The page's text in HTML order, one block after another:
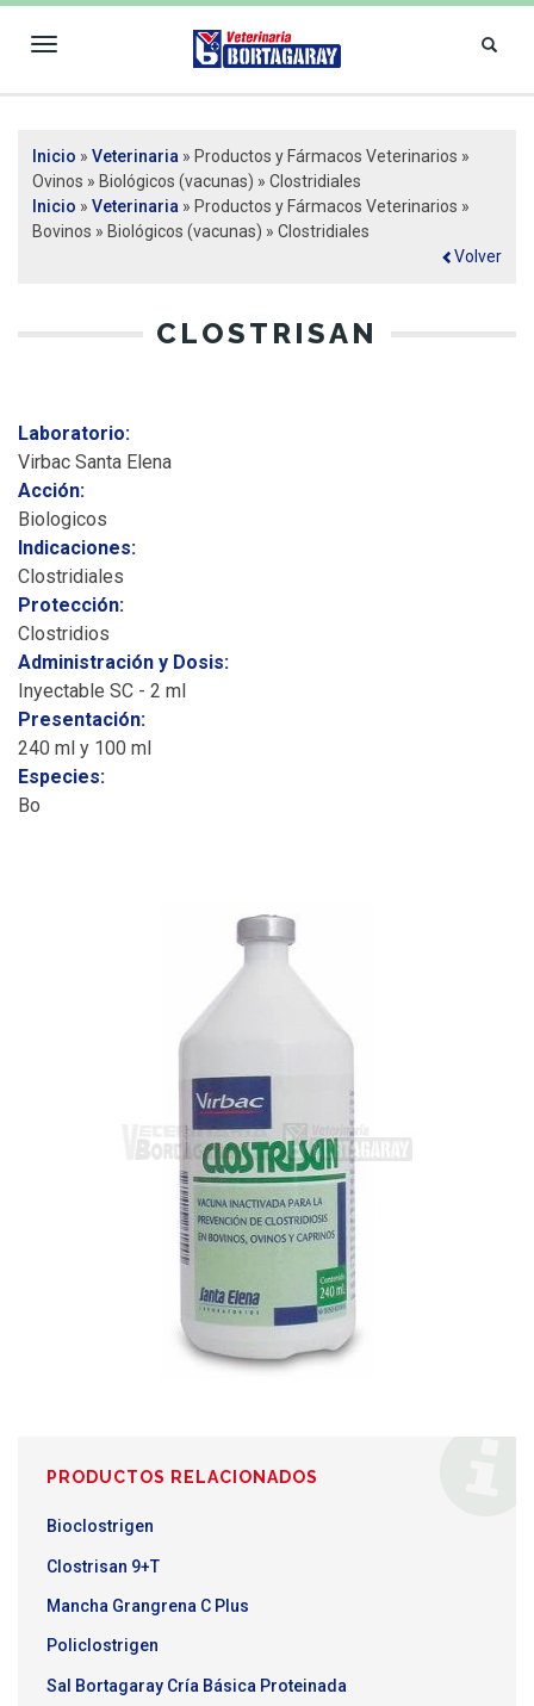
Toggle
BORTAGARAY
Se encuentra usted aquí
Inicio » Veterinaria » Productos y Fármacos Veterinarios »
Ovinos » Biológicos (vacunas) » Clostridiales
Inicio » Veterinaria » Productos y Fármacos Veterinarios »
Bovinos » Biológicos (vacunas) » Clostridiales
Volver
CLOSTRISAN
Laboratorio:
Virbac Santa Elena
Acción:
Biologicos
Indicaciones:
Clostridiales
Protección:
Clostridios
Administración y Dosis:
Inyectable SC - 2 ml
Presentación:
240 ml y 100 ml
Especies:
Bo
PRODUCTOS RELACIONADOS
Bioclostrigen
Clostrisan 9+T
Mancha Grangrena C Plus
Policlostrigen
Sal Bortagaray Cría Básica Proteinada